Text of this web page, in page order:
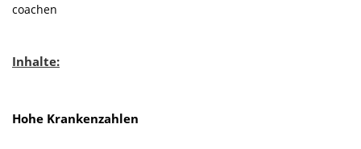
coachen
Inhalte:
Hohe Krankenzahlen